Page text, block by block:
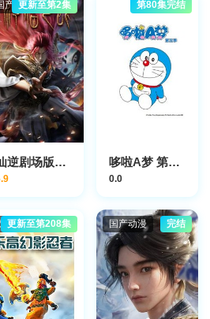
产动漫更新至第2集
仙逆剧场版神临之战
第80集完结
哆啦A梦 第5季
0.0
美动漫
更新至第208集 国产动漫 完结